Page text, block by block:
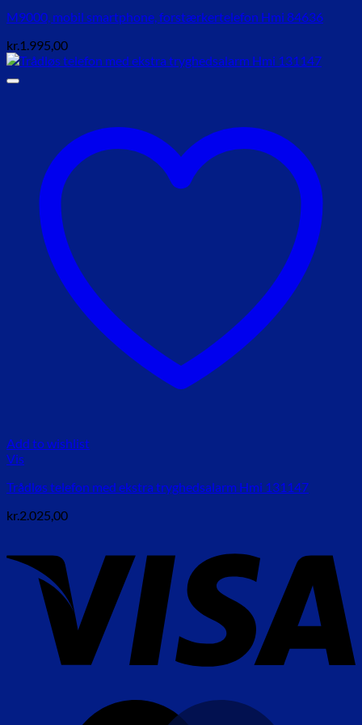
M9000, mobil smartphone, forstærkertelefon Hmi 84636
kr.1.995,00
Add to wishlist
Vis
Trådløs telefon med ekstra tryghedsalarm Hmi 131147
kr.2.025,00